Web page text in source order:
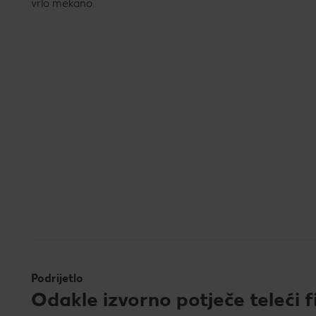
vrlo mekano.
Podrijetlo
Odakle izvorno potječe teleći